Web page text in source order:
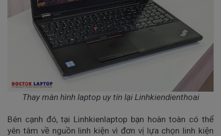
Thay màn hình laptop uy tín lại Linhkiendienthoai
Bên cạnh đó, tại Linhkienlaptop bạn hoàn toàn có thể
yên tâm về nguồn linh kiện vì đơn vị lựa chọn linh kiện